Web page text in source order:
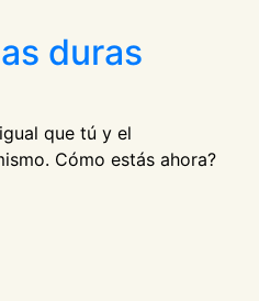
duras
que tú y el
Cómo estás ahora?